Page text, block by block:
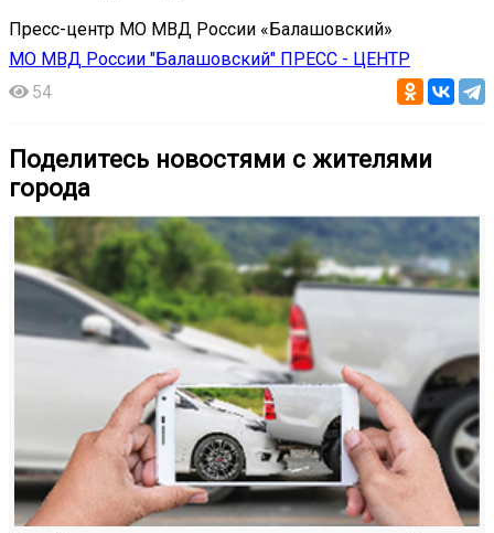
Пресс-центр МО МВД России «Балашовский»
МО МВД России "Балашовский" ПРЕСС - ЦЕНТР
54
Поделитесь новостями с жителями
города